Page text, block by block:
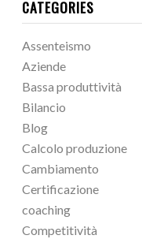
CATEGORIES
Assenteismo
Aziende
Bassa produttività
Bilancio
Blog
Calcolo produzione
Cambiamento
Certificazione
coaching
Competitività